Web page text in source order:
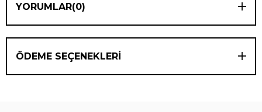
YORUMLAR(0)
ÖDEME SEÇENEKLERI